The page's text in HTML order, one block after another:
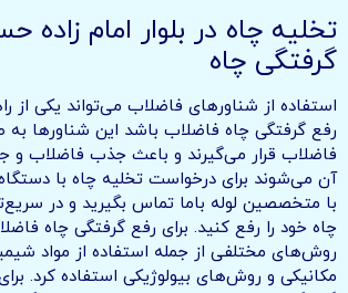
تخلیه چاه در بلوار امام زاده
گرفتگی چاه
استفاده از شناورهای فاضلاب می‌تواند یکی از
رفع گرفتگی چاه فاضلاب باشد این شناورها
فاضلاب قرار می‌گیرند و باعث جذب فاضلاب و
آن می‌شوند برای درخواست تخلیه چاه با
با متخصصین لوله باما تماس بگیرید و در
چاه خود را رفع کنید. برای رفع گرفتگی چاه
روش‌های مختلفی از جمله استفاده از مواد
مکانیکی و روش‌های بیولوژیکی استفاده کرد.